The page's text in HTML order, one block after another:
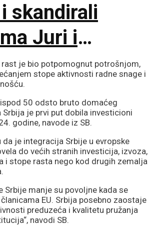
skandirali
Juri i
rast je bio potpomognut potrošnjom,
stope aktivnosti radne snage i
50 odsto bruto domaćeg
Srbija je prvi put dobila investicioni
godine, navode iz SB.
da je integracija Srbije u evropske
do većih stranih investicija, izvoza,
i stope rasta nego kod drugih zemalja
Srbije manje su povoljne kada se
EU. Srbija posebno zaostaje
preduzeća i kvalitetu pružanja
navodi SB.